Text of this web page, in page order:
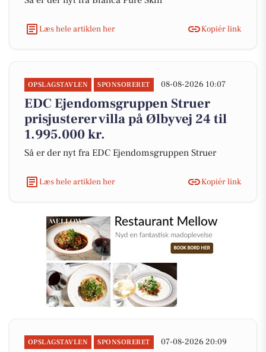
Læs hele artiklen her Kopiér link
OPSLAGSTAVLEN SPONSORERET 08-08-2026 10:07
EDC Ejen­doms­grup­pen Struer
prisjusterer villa på Ølbyvej 24 til
1.995.000 kr.
Så er der nyt fra EDC Ejen­doms­grup­pen Struer
Læs hele artiklen her Kopiér link
OPSLAGSTAVLEN SPONSORERET 07-08-2026 20:09